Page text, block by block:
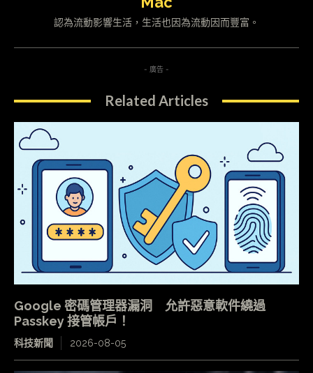
認為流動影響生活，生活也因為流動因而豐富。
- 廣告 -
Related Articles
Google 密碼管理器漏洞 允許惡意軟件繞過
Passkey 接管帳戶！
科技新聞 2026-08-05